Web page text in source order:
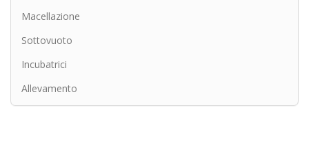
Macellazione
Sottovuoto
Incubatrici
Allevamento